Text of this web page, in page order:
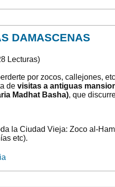
DAMASCENAS
Lecturas)
por zocos, callejones,
de visitas a antiguas
Madhat Basha), que
la Ciudad Vieja: Zoco al-
etc).